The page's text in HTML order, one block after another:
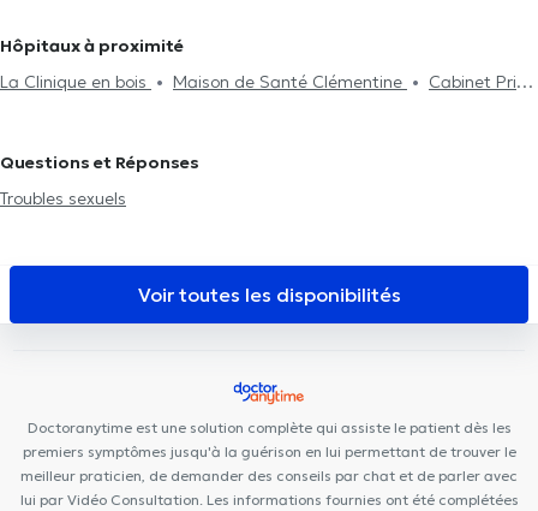
Hôpitaux à proximité
La Clinique en bois
Maison de Santé Clémentine
Cabinet Privé
Bousval
Centre Kiform
Tonaki
Core Therapy
Yoganaissance
Centre Kinos
Maison Médicale du Biéreau
VOCLIdental Genval
Espace Médical Wavre-Limal
médical Gratia Artis
CareFit
Questions et Réponses
Troubles sexuels
Voir toutes les disponibilités
Doctoranytime est une solution complète qui assiste le patient dès les
premiers symptômes jusqu'à la guérison en lui permettant de trouver le
meilleur praticien, de demander des conseils par chat et de parler avec
lui par Vidéo Consultation. Les informations fournies ont été complétées